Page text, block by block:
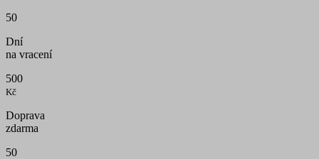
50
Dní
na vracení
500
Kč
Doprava
zdarma
50